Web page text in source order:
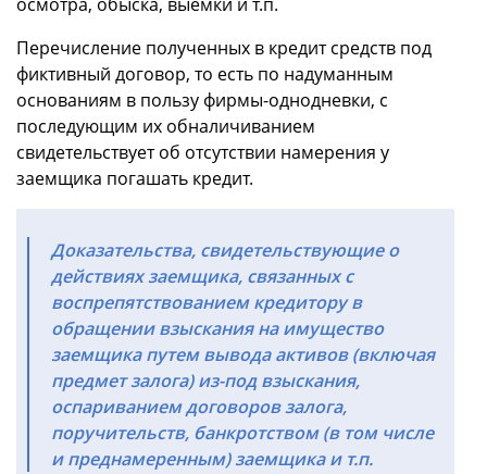
Перечисление полученных в кредит средств под
фиктивный договор, то есть по надуманным
основаниям в пользу фирмы-однодневки, с
последующим их обналичиванием
свидетельствует об отсутствии намерения у
заемщика погашать кредит.
Доказательства, свидетельствующие о
действиях заемщика, связанных с
воспрепятствованием кредитору в
обращении взыскания на имущество
заемщика путем вывода активов (включая
предмет залога) из-под взыскания,
оспариванием договоров залога,
поручительств, банкротством (в том числе
и преднамеренным) заемщика и т.п.